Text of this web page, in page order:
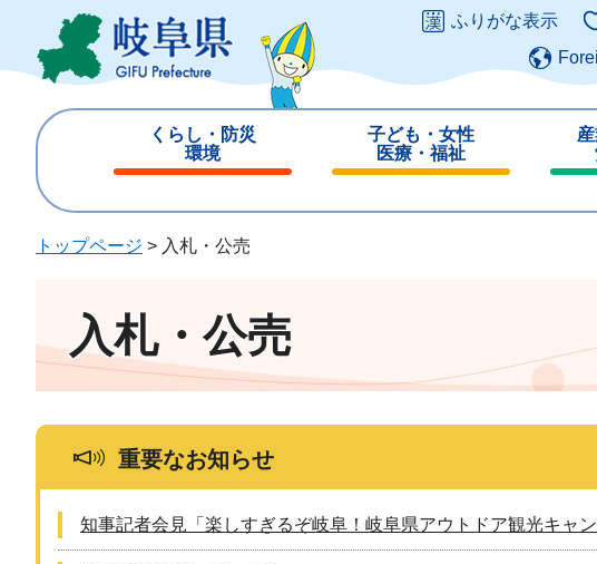
ジ
ュ
ふりがな表示
くらし・防災
環境
じ
子ども・女性
医療・福祉
じ
じ
トップページ > 入札・公売
入札・公売
重要なお知らせ
知事記者会見「楽しすぎるぞ岐阜！岐阜県アウトドア観光キャ